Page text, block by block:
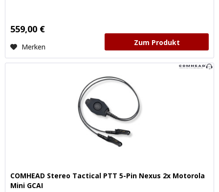
559,00 €
Merken Zum Produkt
COMHEAD Stereo Tactical PTT 5-Pin Nexus 2x Motorola
Mini GCAI